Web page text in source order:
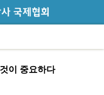
이 중요하다